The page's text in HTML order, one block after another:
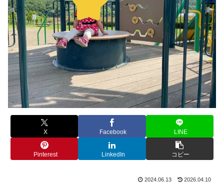
X Facebook LINE
Pinterest LinkedIn コピー
2024.06.13 2026.04.10